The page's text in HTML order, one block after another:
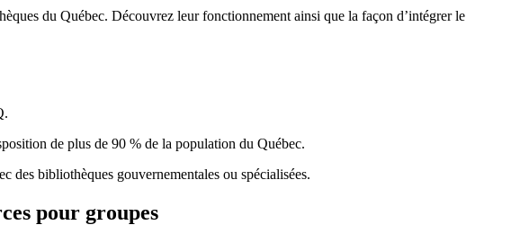
du Québec. Découvrez leur fonctionnement ainsi que la façon d’intégrer le
de plus de 90 % de la population du Québec.
des bibliothèques gouvernementales ou spécialisées.
pour groupes